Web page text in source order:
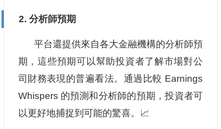
2. 分析師預期
平台還提供來自各大金融機構的分析師預
期，這些預期可以幫助投資者了解市場對公
司財務表現的普遍看法。通過比較 Earnings
Whispers 的預測和分析師的預期，投資者可
以更好地捕捉到可能的驚喜。📈